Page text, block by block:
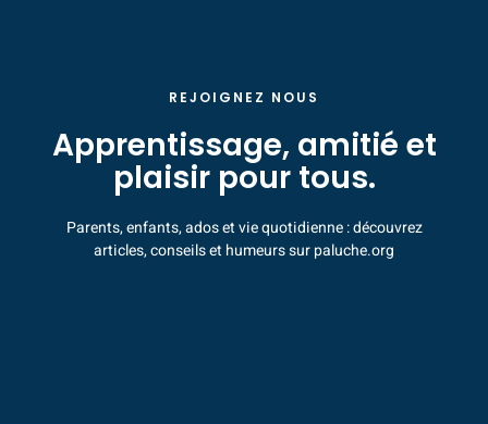
REJOIGNEZ NOUS
Apprentissage, amitié et
plaisir pour tous.
Parents, enfants, ados et vie quotidienne : découvrez
articles, conseils et humeurs sur paluche.org